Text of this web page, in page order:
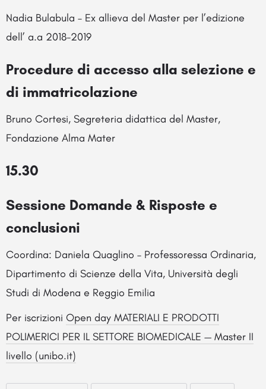
Nadia Bulabula – Ex allieva del Master per l’edizione
dell’ a.a 2018-2019
Procedure di accesso alla selezione e
di immatricolazione
Bruno Cortesi, Segreteria didattica del Master,
Fondazione Alma Mater
15.30
Sessione Domande & Risposte e
conclusioni
Coordina: Daniela Quaglino – Professoressa Ordinaria,
Dipartimento di Scienze della Vita, Università degli
Studi di Modena e Reggio Emilia
Per iscrizioni Open day MATERIALI E PRODOTTI
POLIMERICI PER IL SETTORE BIOMEDICALE — Master II
livello (unibo.it)